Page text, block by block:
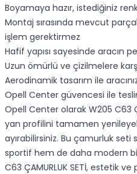
Boyamaya hazır, istediğiniz
Montaj sırasında mevcut
işlem gerektirmez
Hafif yapısı sayesinde aracın
Uzun ömürlü ve çizilmelere
Aerodinamik tasarım ile
Opell Center güvencesi ile
Opell Center olarak W205 C63
yan profilini tamamen
ayırabilirsiniz. Bu çamurluk seti
sportif hem de daha modern
C63 ÇAMURLUK SETİ, estetik